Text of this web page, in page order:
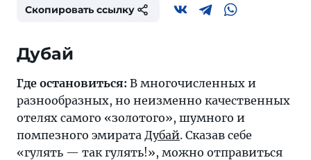
Скопировать ссылку
Дубай
Где остановиться: В многочисленных и
разнообразных, но неизменно качественных
отелях самого «золотого», шумного и
помпезного эмирата Дубай. Сказав себе
«гулять — так гулять!», можно отправиться